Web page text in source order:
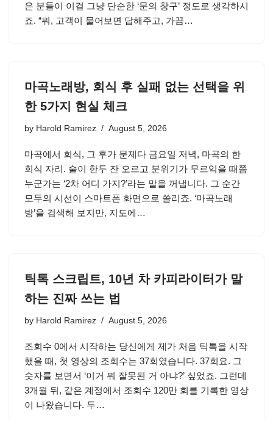
은 분들이 이걸 그냥 단순한 ‘문의 창구’ 정도로 생각하시
죠. “뭐, 고객이 물어보면 답해주고, 가끔…
마곡노래방, 회식 후 실패 없는 선택을 위
한 5가지 현실 체크
by Harold Ramirez August 5, 2026
마곡에서 회식, 그 후가 문제다 금요일 저녁, 마곡의 한
회식 자리. 술이 한두 잔 오르고 분위기가 무르익을 때쯤
누군가는 ‘2차 어디 가지?’라는 말을 꺼냅니다. 그 순간
모두의 시선이 스마트폰 화면으로 쏠리죠. ‘마곡노래
방’을 검색해 보지만, 지도에…
틱톡 스크립트, 10년 차 카피라이터가 말
하는 진짜 쓰는 법
by Harold Ramirez August 5, 2026
조회수 0에서 시작하는 당신에게 제가 처음 틱톡을 시작
했을 때, 첫 영상의 조회수는 37회였습니다. 37회요. 그
숫자를 보면서 ‘이거 뭐 잘못된 거 아냐?’ 싶었죠. 그런데
3개월 뒤, 같은 계정에서 조회수 120만 회를 기록한 영상
이 나왔습니다. 두…